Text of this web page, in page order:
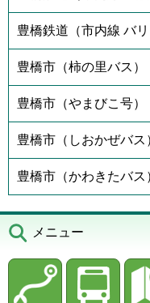
豊橋鉄道（市内線 バ
豊橋市（柿の里バス）
豊橋市（やまびこ号）
豊橋市（しおかぜバス
豊橋市（かわきたバス
メニュー